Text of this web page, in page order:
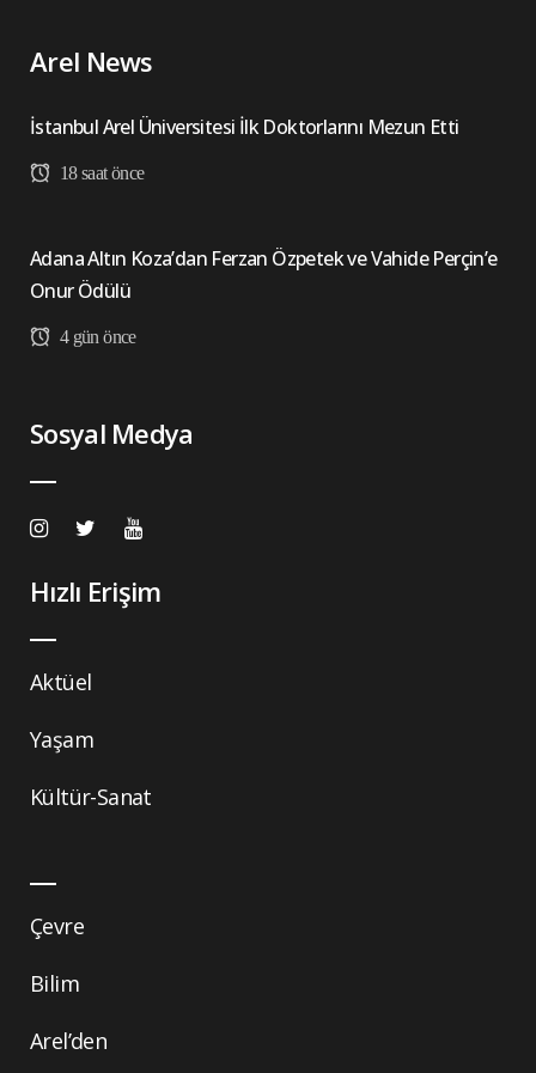
Arel News
İstanbul Arel Üniversitesi İlk Doktorlarını Mezun Etti
18 saat önce
Adana Altın Koza’dan Ferzan Özpetek ve Vahide Perçin’e
Onur Ödülü
4 gün önce
Sosyal Medya
Hızlı Erişim
Aktüel
Yaşam
Kültür-Sanat
Çevre
Bilim
Arel’den